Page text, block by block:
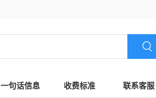
一句话信息 收费标准 联系客服